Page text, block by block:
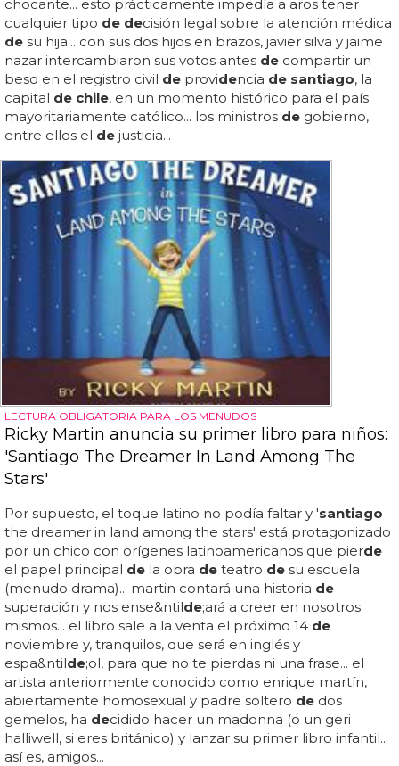
chocante... esto prácticamente impedía a aros tener
cualquier tipo de decisión legal sobre la atención médica
de su hija... con sus dos hijos en brazos, javier silva y jaime
nazar intercambiaron sus votos antes de compartir un
beso en el registro civil de providencia de santiago, la
capital de chile, en un momento histórico para el país
mayoritariamente católico... los ministros de gobierno,
entre ellos el de justicia...
LECTURA OBLIGATORIA PARA LOS MENUDOS
Ricky Martin anuncia su primer libro para niños:
'Santiago The Dreamer In Land Among The
Stars'
Por supuesto, el toque latino no podía faltar y 'santiago
the dreamer in land among the stars' está protagonizado
por un chico con orígenes latinoamericanos que pierde
el papel principal de la obra de teatro de su escuela
(menudo drama)... martin contará una historia de
superación y nos ense&ntilde;ará a creer en nosotros
mismos... el libro sale a la venta el próximo 14 de
noviembre y, tranquilos, que será en inglés y
espa&ntilde;ol, para que no te pierdas ni una frase... el
artista anteriormente conocido como enrique martín,
abiertamente homosexual y padre soltero de dos
gemelos, ha decidido hacer un madonna (o un geri
halliwell, si eres británico) y lanzar su primer libro infantil...
así es, amigos...